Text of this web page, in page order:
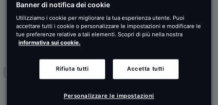
Nederlands
Español
Italiano
Português
Português
Banner di notifica dei cookie
Utilizziamo i cookie per migliorare la tua esperienza utente. Puoi
accettare tutti i cookie o personalizzare le impostazioni e modificare le
tue preferenze relative a tali elementi. Scopri di più nella nostra
informativa sui cookie.
Rifiuta tutti Accetta tutti
Personalizzare le impostazioni